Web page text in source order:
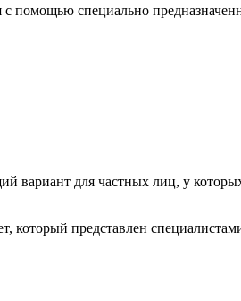
с помощью специально
вариант для частных лиц, у
который представлен